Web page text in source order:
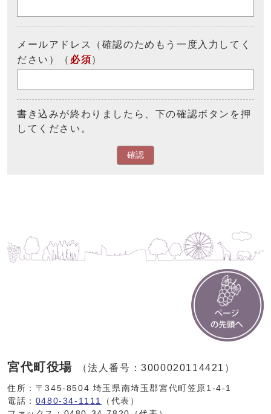
メールアドレス（確認のためもう一度入力してく
ださい）（ 必須）
書き込みが終わりましたら、下の確認ボタンを押
してください。
確認
宮代町役場 （法人番号：3000020114421）
住所：〒345-8504 埼玉県南埼玉郡宮代町笠原1-4-1
電話： 0480-34-1111
（代表）